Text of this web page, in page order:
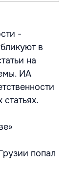
-
в
на
ИА
попал